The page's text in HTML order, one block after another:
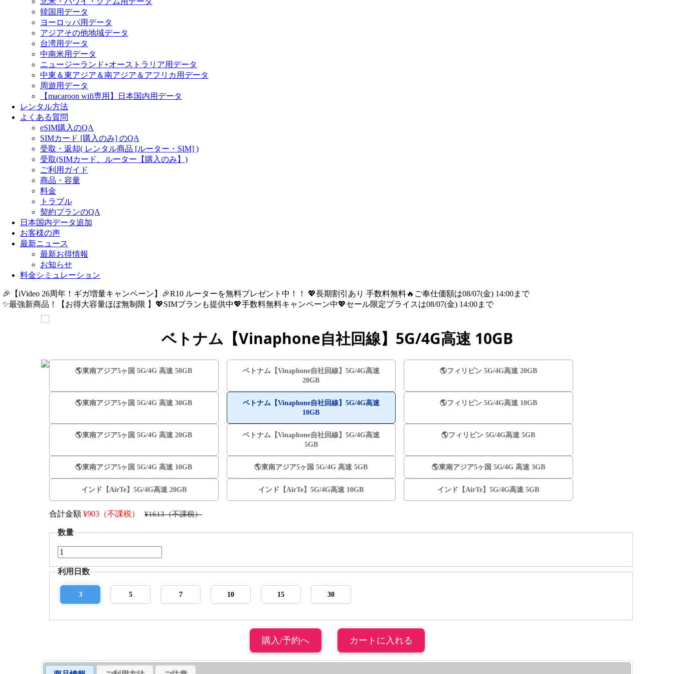
韓国用データ
ヨーロッパ用データ
アジアその他地域データ
台湾用データ
中南米用データ
ニュージーランド+オーストラリア用データ
中東＆東アジア＆南アジア＆アフリカ用データ
周遊用データ
【macaroon wifi専用】日本国内用データ
レンタル方法
よくある質問
eSIM購入のQA
SIMカード [購入のみ] のQA
受取・返却( レンタル商品 [ルーター・SIM] )
受取(SIMカード、ルーター【購入のみ】)
ご利用ガイド
商品・容量
料金
トラブル
契約プランのQA
日本国内データ追加
お客様の声
最新ニュース
最新お得情報
お知らせ
料金シミュレーション
🎉【iVideo 26周年！ギガ増量キャンペーン】🎉R10 ルーターを無料プレゼント中！！ 💖長期割引あり 手数料無料🔥ご奉仕価額は08/07(金) 14:00まで
✨️最強新商品！【お得大容量ほぼ無制限 】💖SIMプランも提供中💖手数料無料キャンペーン中💖セール限定プライスは08/07(金) 14:00まで
ベトナム【Vinaphone自社回線】5G/4G高速 10GB
🌎️東南アジア5ヶ国 5G/4G 高速 50GB
ベトナム【Vinaphone自社回線】5G/4G高速
20GB
🌎️フィリピン 5G/4G高速 20GB
🌎️東南アジア5ヶ国 5G/4G 高速 30GB
ベトナム【Vinaphone自社回線】5G/4G高速
10GB
🌎️フィリピン 5G/4G高速 10GB
🌎️東南アジア5ヶ国 5G/4G 高速 20GB
ベトナム【Vinaphone自社回線】5G/4G高速
5GB
🌎️フィリピン 5G/4G高速 5GB
🌎️東南アジア5ヶ国 5G/4G 高速 10GB 🌎️東南アジア5ヶ国 5G/4G 高速 5GB 🌎️東南アジア5ヶ国 5G/4G 高速 3GB
インド【AirTe】5G/4G高速 20GB インド【AirTe】5G/4G高速 10GB インド【AirTe】5G/4G高速 5GB
合計金額 ¥903（不課税） ¥1613（不課税）
数量
利用日数
3 5 7 10 15 30